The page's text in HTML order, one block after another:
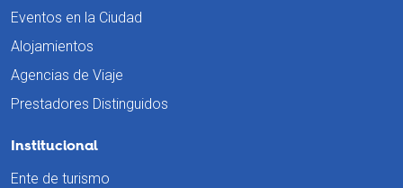
Eventos en la Ciudad
Alojamientos
Agencias de Viaje
Prestadores Distinguidos
Institucional
Ente de turismo